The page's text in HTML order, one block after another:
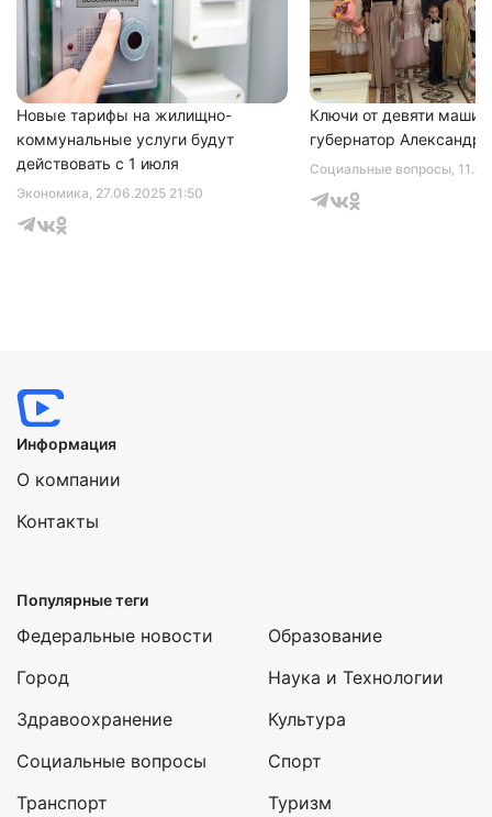
Экономика, 27.06.2025 21:50
Новые тарифы на жилищно-
коммунальные услуги будут
действовать с 1 июля
Социальные вопросы,
Ключи от девяти машин
губернатор Александр
Информация
О компании
Контакты
Популярные теги
Федеральные новости
Город
Здравоохранение
Социальные вопросы
Транспорт
Образование
Наука и Технологии
Культура
Спорт
Туризм